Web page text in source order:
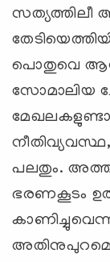
സത്യത്തിലീ
പൊതുവെ
സോമാലിയ
പലതും.
ഭരണകൂടം
അതിനുപുറമെ,